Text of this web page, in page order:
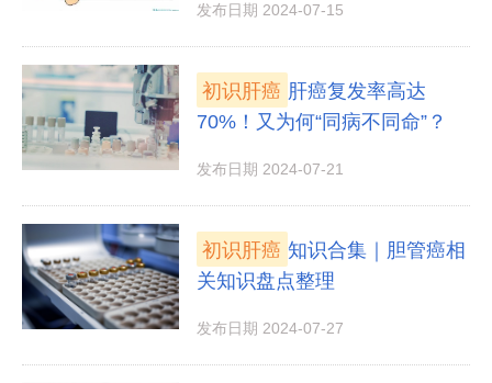
发布日期 2024-07-15
初识肝癌 肝癌复发率高达
70%！又为何“同病不同命”？
发布日期 2024-07-21
初识肝癌 知识合集｜胆管癌相
关知识盘点整理
发布日期 2024-07-27